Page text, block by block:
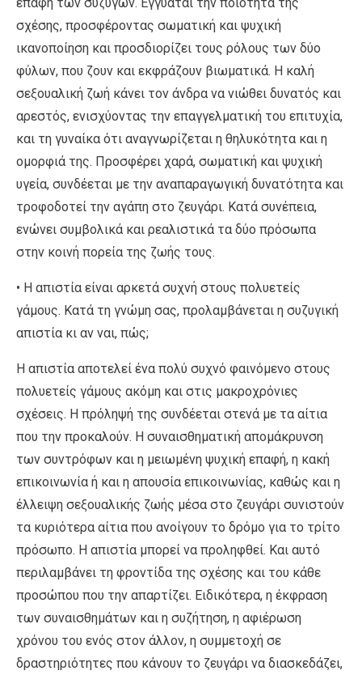
επαφή των συζύγων. Εγγυάται την ποιότητα της
σχέσης, προσφέροντας σωματική και ψυχική
ικανοποίηση και προσδιορίζει τους ρόλους των δύο
φύλων, που ζουν και εκφράζουν βιωματικά. Η καλή
σεξουαλική ζωή κάνει τον άνδρα να νιώθει δυνατός και
αρεστός, ενισχύοντας την επαγγελματική του επιτυχία,
και τη γυναίκα ότι αναγνωρίζεται η θηλυκότητα και η
ομορφιά της. Προσφέρει χαρά, σωματική και ψυχική
υγεία, συνδέεται με την αναπαραγωγική δυνατότητα και
τροφοδοτεί την αγάπη στο ζευγάρι. Κατά συνέπεια,
ενώνει συμβολικά και ρεαλιστικά τα δύο πρόσωπα
στην κοινή πορεία της ζωής τους.
• Η απιστία είναι αρκετά συχνή στους πολυετείς
γάμους. Κατά τη γνώμη σας, προλαμβάνεται η συζυγική
απιστία κι αν ναι, πώς;
Η απιστία αποτελεί ένα πολύ συχνό φαινόμενο στους
πολυετείς γάμους ακόμη και στις μακροχρόνιες
σχέσεις. Η πρόληψή της συνδέεται στενά με τα αίτια
που την προκαλούν. Η συναισθηματική απομάκρυνση
των συντρόφων και η μειωμένη ψυχική επαφή, η κακή
επικοινωνία ή και η απουσία επικοινωνίας, καθώς και η
έλλειψη σεξουαλικής ζωής μέσα στο ζευγάρι συνιστούν
τα κυριότερα αίτια που ανοίγουν το δρόμο για το τρίτο
πρόσωπο. Η απιστία μπορεί να προληφθεί. Και αυτό
περιλαμβάνει τη φροντίδα της σχέσης και του κάθε
προσώπου που την απαρτίζει. Ειδικότερα, η έκφραση
των συναισθημάτων και η συζήτηση, η αφιέρωση
χρόνου του ενός στον άλλον, η συμμετοχή σε
δραστηριότητες που κάνουν το ζευγάρι να διασκεδάζει,